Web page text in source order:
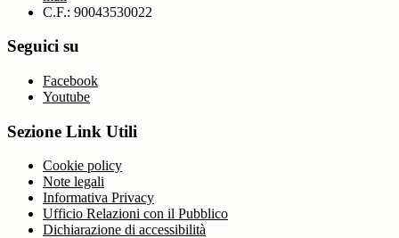
C.F.: 90043530022
Seguici su
Facebook
Youtube
Sezione Link Utili
Cookie policy
Note legali
Informativa Privacy
Ufficio Relazioni con il Pubblico
Dichiarazione di accessibilità